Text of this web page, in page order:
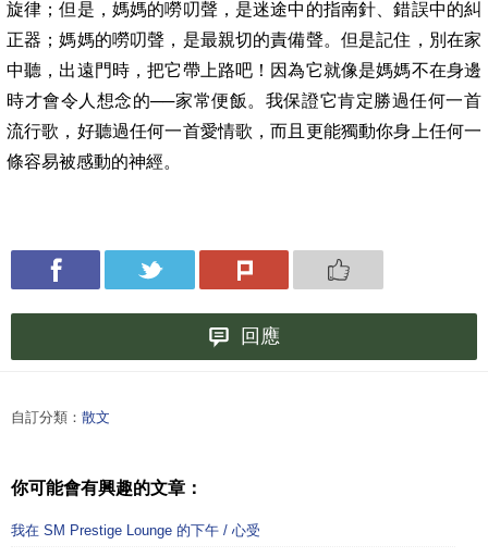
旋律；但是，媽媽的嘮叨聲，是迷途中的指南針、錯誤中的糾
正器；媽媽的嘮叨聲，是最親切的責備聲。但是記住，別在家
中聽，出遠門時，把它帶上路吧！因為它就像是媽媽不在身邊
時才會令人想念的──家常便飯。我保證它肯定勝過任何一首
流行歌，好聽過任何一首愛情歌，而且更能獨動你身上任何一
條容易被感動的神經。
回應
自訂分類： 散文
你可能會有興趣的文章：
我在 SM Prestige Lounge 的下午 / 心受